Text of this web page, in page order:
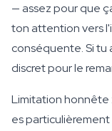
— assez pour que
ton attention vers
conséquente. Si tu
discret pour le
Limitation honnête
es particulièrement